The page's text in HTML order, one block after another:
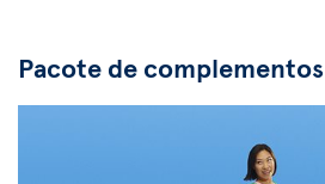
Pacote de complementos